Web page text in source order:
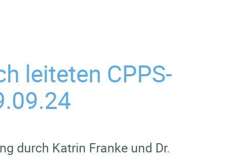
leiteten CPPS-
durch Katrin Franke und Dr.